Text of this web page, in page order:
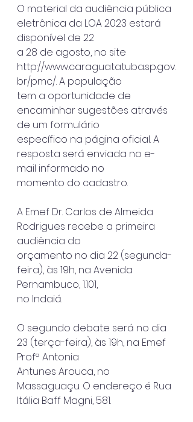
O material da audiência pública
eletrônica da LOA 2023 estará
disponível de 22
a 28 de agosto, no site
http://www.caraguatatuba.sp.gov.
br/pmc/. A população
tem a oportunidade de
encaminhar sugestões através
de um formulário
específico na página oficial. A
resposta será enviada no e-
mail informado no
momento do cadastro.
A Emef Dr. Carlos de Almeida
Rodrigues recebe a primeira
audiência do
orçamento no dia 22 (segunda-
feira), às 19h, na Avenida
Pernambuco, 1.101,
no Indaiá.
O segundo debate será no dia
23 (terça-feira), às 19h, na Emef
Profª Antonia
Antunes Arouca, no
Massaguaçu. O endereço é Rua
Itália Baff Magni, 581.